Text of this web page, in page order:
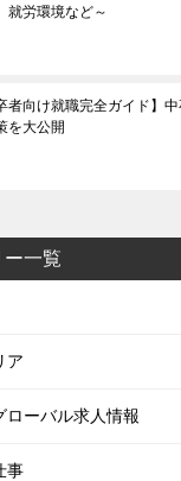
就労環境など～
者向け就職完全ガイド】
を大公開
一覧
ア
ローバル求人情報
事